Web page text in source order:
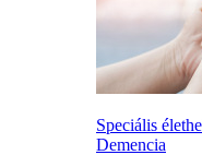
Speciális
Demencia